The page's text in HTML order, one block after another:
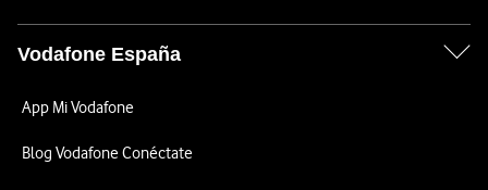
Vodafone España
App Mi Vodafone
Blog Vodafone Conéctate